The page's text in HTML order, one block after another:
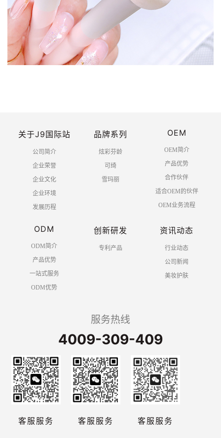
关于J9国际站
公司简介
企业荣誉
企业文化
企业环境
发展历程
品牌系列
炫彩芬龄
可绮
雪玛丽
OEM
OEM简介
产品优势
合作伙伴
适合OEM的伙伴
OEM业务流程
ODM
ODM简介
产品优势
一站式服务
ODM优势
创新研发
专利产品
资讯动态
行业动态
公司新闻
美妆护肤
服务热线
4009-309-409
客服服务 客服服务 客服服务